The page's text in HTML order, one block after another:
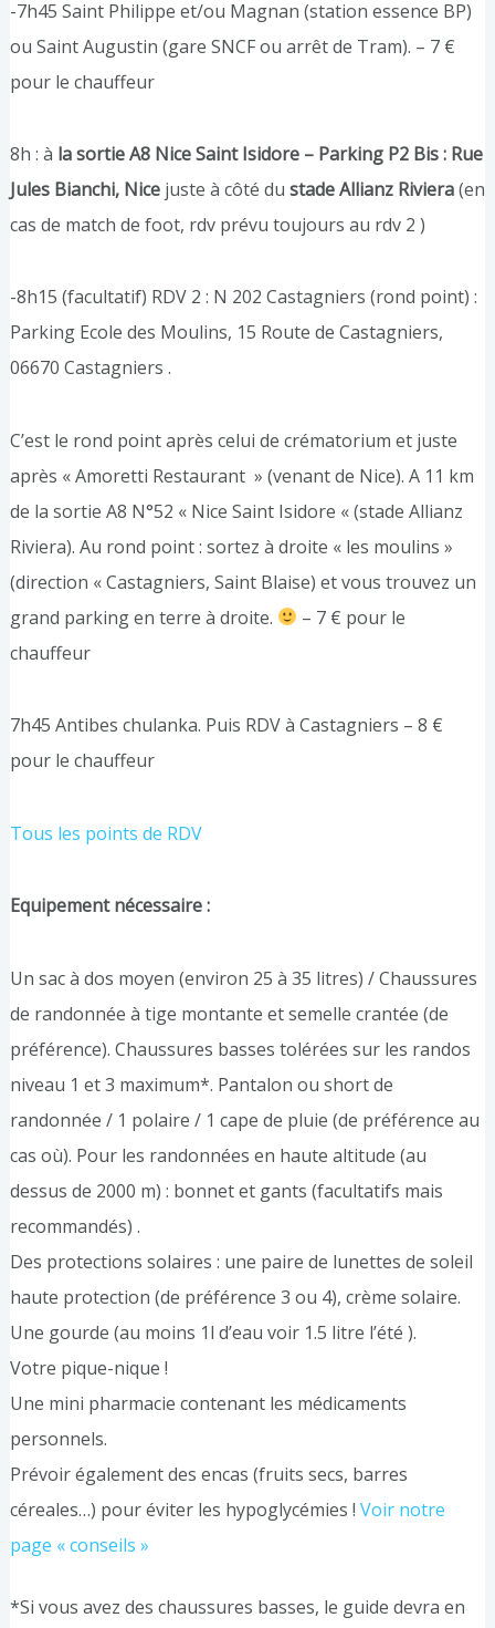
-7h45 Saint Philippe et/ou Magnan (station essence BP)
ou Saint Augustin (gare SNCF ou arrêt de Tram). – 7 €
pour le chauffeur
8h : à la sortie A8 Nice Saint Isidore – Parking P2 Bis : Rue
Jules Bianchi, Nice juste à côté du stade Allianz Riviera(en
cas de match de foot, rdv prévu toujours au rdv 2 )
-8h15 (facultatif) RDV 2 : N 202 Castagniers (rond point) :
Parking Ecole des Moulins, 15 Route de Castagniers,
06670 Castagniers .
C’est le rond point après celui de crématorium et juste
après « Amoretti Restaurant » (venant de Nice). A 11 km
de la sortie A8 N°52 « Nice Saint Isidore « (stade Allianz
Riviera). Au rond point : sortez à droite « les moulins »
(direction « Castagniers, Saint Blaise) et vous trouvez un
grand parking en terre à droite.
– 7 € pour le
chauffeur
7h45 Antibes chulanka. Puis RDV à Castagniers – 8 €
pour le chauffeur
Tous les points de RDV
Equipement nécessaire :
Un sac à dos moyen (environ 25 à 35 litres) / Chaussures
de randonnée à tige montante et semelle crantée (de
préférence). Chaussures basses tolérées sur les randos
niveau 1 et 3 maximum*. Pantalon ou short de
randonnée / 1 polaire / 1 cape de pluie (de préférence au
cas où). Pour les randonnées en haute altitude (au
dessus de 2000 m) : bonnet et gants (facultatifs mais
recommandés) .
Des protections solaires : une paire de lunettes de soleil
haute protection (de préférence 3 ou 4), crème solaire.
Une gourde (au moins 1l d’eau voir 1.5 litre l’été ).
Votre pique-nique !
Une mini pharmacie contenant les médicaments
personnels.
Prévoir également des encas (fruits secs, barres
céreales…) pour éviter les hypoglycémies ! Voir notre
page « conseils »
*Si vous avez des chaussures basses, le guide devra en